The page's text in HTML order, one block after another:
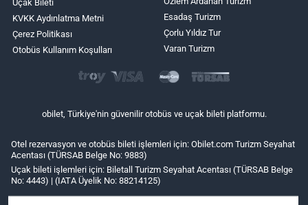
Uçak Bileti
KVKK Aydınlatma Metni
Çerez Politikası
Otobüs Kullanım Koşulları
Esadaş Turizm
Çorlu Yıldız Tur
Varan Turizm
obilet, Türkiye'nin güvenilir otobüs ve uçak bileti platformu.
Otel rezervasyon ve otobüs bileti işlemleri için: Obilet.com Turizm Seyahat
Acentası (TÜRSAB Belge No: 9883)
Uçak bileti işlemleri için: Biletall Turizm Seyahat Acentası (TÜRSAB Belge
No: 4443) | (IATA Üyelik No: 88214125)